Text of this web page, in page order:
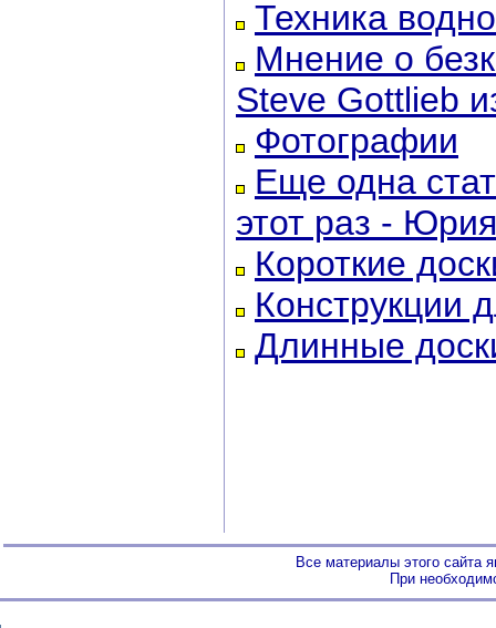
Техника
Мнение о
Steve Gottlieb
Фотографии
Еще одна
этот раз -
Короткие
Конструкции
Длинные
Все материалы этого сайта
При